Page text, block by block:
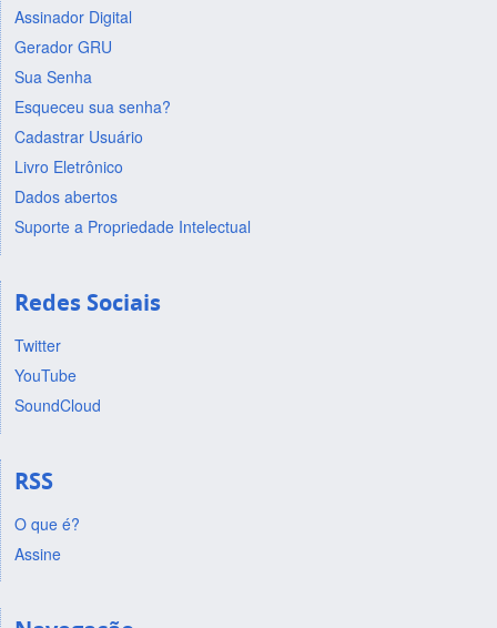
Assinador Digital
Gerador GRU
Sua Senha
Esqueceu sua senha?
Cadastrar Usuário
Livro Eletrônico
Dados abertos
Suporte a Propriedade Intelectual
Redes Sociais
Twitter
YouTube
SoundCloud
RSS
O que é?
Assine